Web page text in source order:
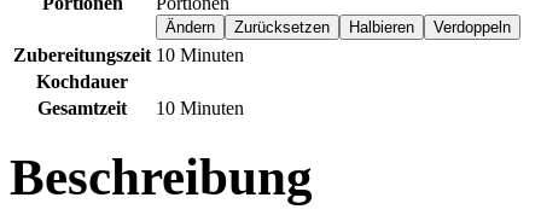
Zubereitungszeit 10 Minuten
Kochdauer
Gesamtzeit
10 Minuten
Beschreibung